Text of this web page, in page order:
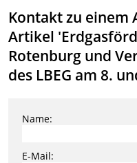
Kontakt zu einem
Artikel
Rotenburg und
des LBEG am 8.
Name:
E-Mail: